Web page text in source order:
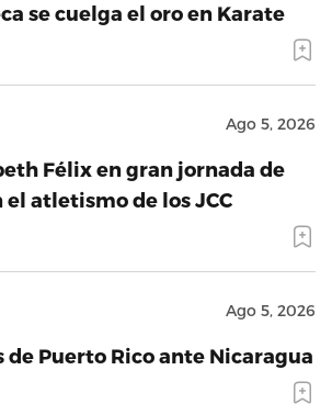
se cuelga el oro en Karate
Ago 5, 2026
Félix en gran jornada de
el atletismo de los JCC
Ago 5, 2026
de Puerto Rico ante Nicaragua